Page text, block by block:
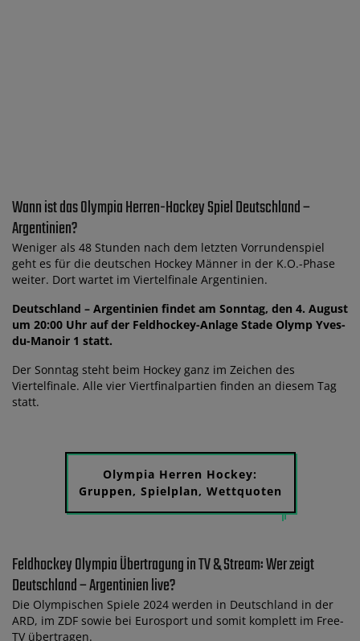
Wann ist das Olympia Herren-Hockey Spiel Deutschland –
Argentinien?
Weniger als 48 Stunden nach dem letzten Vorrundenspiel
geht es für die deutschen Hockey Männer in der K.O.-Phase
weiter. Dort wartet im Viertelfinale Argentinien.
Deutschland – Argentinien findet am Sonntag, den 4. August
um 20:00 Uhr auf der Feldhockey-Anlage Stade Olymp Yves-
du-Manoir 1 statt.
Der Sonntag steht beim Hockey ganz im Zeichen des
Viertelfinale. Alle vier Viertfinalpartien finden an diesem Tag
statt.
Olympia Herren Hockey:
Gruppen, Spielplan, Wettquoten
Feldhockey Olympia Übertragung in TV & Stream: Wer zeigt
Deutschland – Argentinien live?
Die Olympischen Spiele 2024 werden in Deutschland in der
ARD, im ZDF sowie bei Eurosport und somit komplett im Free-
TV übertragen.